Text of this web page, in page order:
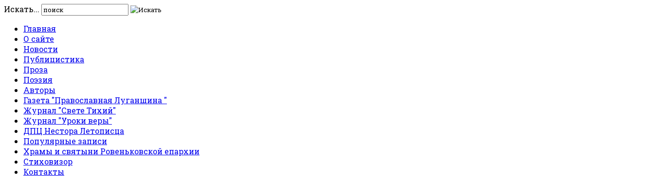
Искать...
Главная
О сайте
Новости
Публицистика
Проза
Поэзия
Авторы
Газета "Православная Луганщина "
Журнал "Свете Тихий"
Журнал "Уроки веры"
ДПЦ Нестора Летописца
Популярные записи
Храмы и святыни Ровеньковской епархии
Стиховизор
Контакты